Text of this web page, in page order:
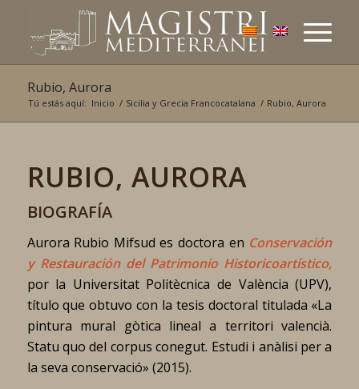
Rubio, Aurora
Tú estás aquí: Inicio / Sicilia y Grecia Francocatalana / Rubio, Aurora
RUBIO, AURORA
BIOGRAFÍA
Aurora Rubio Mifsud es doctora en Conservación
y Restauración del Patrimonio Historicoartístico,
por la Universitat Politècnica de València (UPV),
título que obtuvo con la tesis doctoral titulada «La
pintura mural gòtica lineal a territori valencià.
Statu quo del corpus conegut. Estudi i anàlisi per a
la seva conservació» (2015).